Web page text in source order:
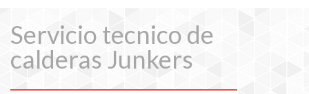
Servicio tecnico de
calderas Junkers